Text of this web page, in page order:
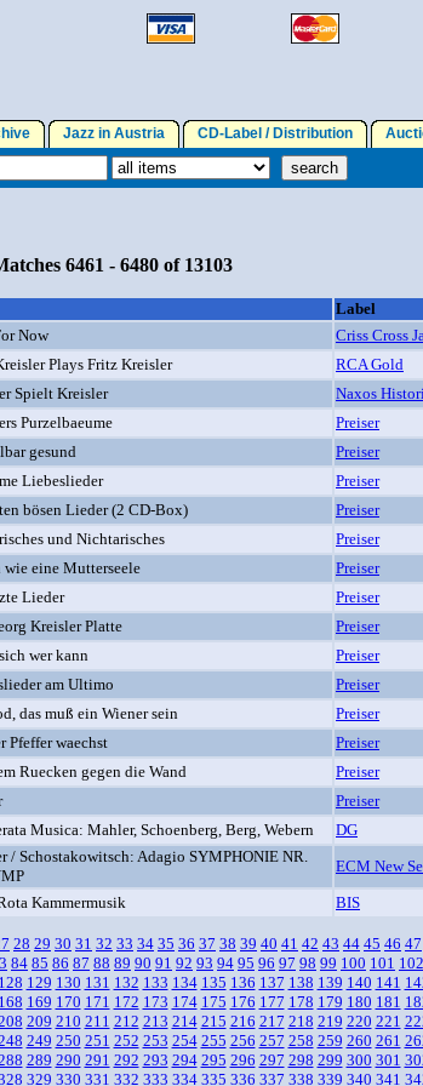
Jazz in Austria CD-Label / Distribution
6461 - 6480 of 13103
Label
Now Criss Cross
Plays Fritz Kreisler RCA Gold
Spielt Kreisler Naxos
Purzelbaeume Preiser
gesund Preiser
Liebeslieder Preiser
bösen Lieder (2 CD-Box) Preiser
und Nichtarisches Preiser
eine Mutterseele Preiser
Lieder Preiser
Kreisler Platte Preiser
wer kann Preiser
am Ultimo Preiser
das muß ein Wiener sein Preiser
Pfeffer waechst Preiser
Ruecken gegen die Wand Preiser
Preiser
Musica: Mahler, Schoenberg, Berg, Webern DG
/ Schostakowitsch: Adagio SYMPHONIE NR.
ECM New
Kammermusik BIS
28 29 30 31 32 33 34 35 36 37 38 39 40 41 42 43 44 45 46 47
84 85 86 87 88 89 90 91 92 93 94 95 96 97 98 99 100 101 102
128 129 130 131 132 133 134 135 136 137 138 139 140 141
168 169 170 171 172 173 174 175 176 177 178 179 180 181
209 210 211 212 213 214 215 216 217 218 219 220 221
249 250 251 252 253 254 255 256 257 258 259 260 261
289 290 291 292 293 294 295 296 297 298 299 300 301
329 330 331 332 333 334 335 336 337 338 339 340 341